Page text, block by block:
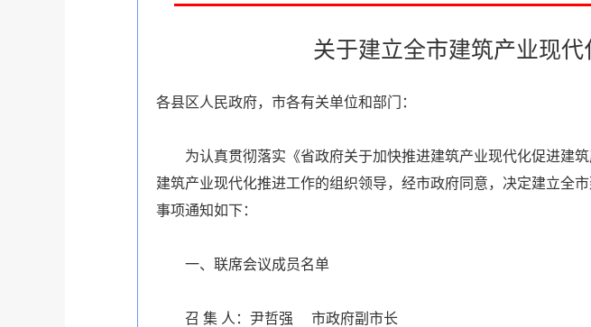
关于建立全市建筑产业现
各县区人民政府，市各有关单位和部门：
为认真贯彻落实《省政府关于加快推进建筑产业现代化促进建筑
建筑产业现代化推进工作的组织领导，经市政府同意，决定建立全
事项通知如下：
一、联席会议成员名单
召 集 人：尹哲强 市政府副市长